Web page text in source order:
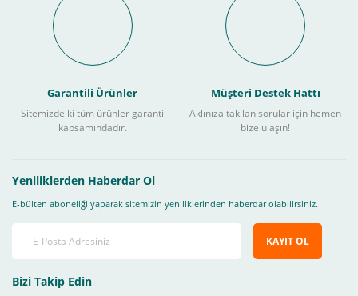
Garantili Ürünler
Sitemizde ki tüm ürünler garanti
kapsamındadır.
Müşteri Destek Hattı
Aklınıza takılan sorular için hemen
bize ulaşın!
Yeniliklerden Haberdar Ol
E-bülten aboneliği yaparak sitemizin yeniliklerinden haberdar olabilirsiniz.
KAYIT OL
Bizi Takip Edin